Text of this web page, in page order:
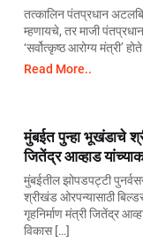
तत्कालिन पंतप्रधान
म्हणायचे, तर माजी
‘सर्वोत्कृष्ठ आरोग्य मंत्री’
Read More..
मुंबईत पुन्हा भूखंडाचे
जितेंद्र आव्हाड
मुंबईतील झोपडपट्टी
श्रीखंड ओरपन्यासाठी
गृहनिर्माण मंत्री जितेंद्र
विकास […]